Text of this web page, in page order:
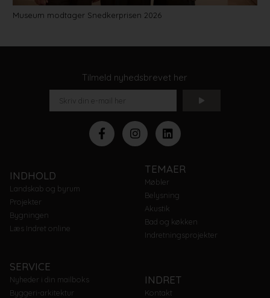
Museum modtager Snedkerprisen 2026
Tilmeld nyhedsbrevet her
INDHOLD
Landskab og byrum
Projekter
Bygningen
Læs Indret online
TEMAER
Møbler
Belysning
Akustik
Bad og køkken
Indretningsprojekter
SERVICE
Nyheder i din mailboks
Byggeri-arkitektur
INDRET
Kontakt